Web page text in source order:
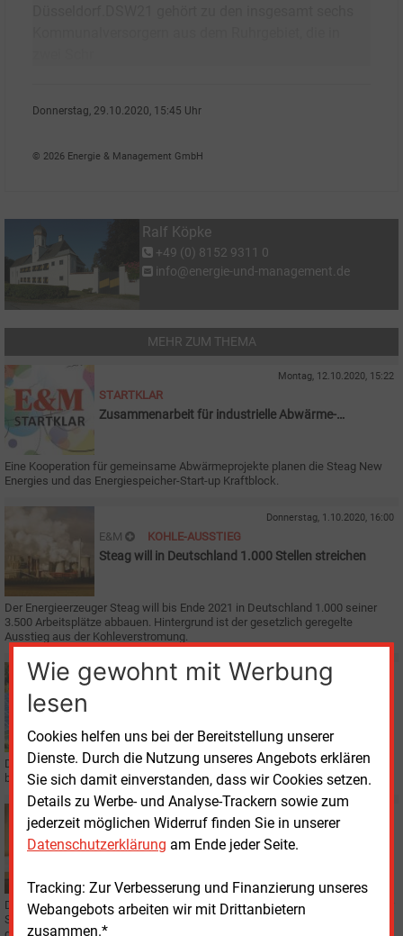
Wie gewohnt mit Werbung
lesen
Cookies helfen uns bei der Bereitstellung unserer
Dienste. Durch die Nutzung unseres Angebots erklären
Sie sich damit einverstanden, dass wir Cookies setzen.
Details zu Werbe- und Analyse-Trackern sowie zum
jederzeit möglichen Widerruf finden Sie in unserer
Datenschutzerklärung am Ende jeder Seite.
Tracking: Zur Verbesserung und Finanzierung unseres
Webangebots arbeiten wir mit Drittanbietern
zusammen.*
Donnerstag, 29.10.2020, 15:45 Uhr
© 2026 Energie & Management GmbH
Ralf Köpke
+49 (0) 8152 9311 0
info@energie-und-management.de
MEHR ZUM THEMA
Montag, 12.10.2020, 15:22
STARTKLAR
Zusammenarbeit für industrielle Abwärme-
Eine Kooperation für gemeinsame Abwärmeprojekte planen die Steag New
Energies und das Energiespeicher-Start-up Kraftblock.
Donnerstag, 1.10.2020, 16:00
E&M KOHLE-AUSSTIEG
Steag will in Deutschland 1.000 Stellen streichen
Der Energieerzeuger Steag will bis Ende 2021 in Deutschland 1.000 seiner
3.500 Arbeitsplätze abbauen. Hintergrund ist der gesetzlich geregelte
Ausstieg aus der Kohleverstromung.
Dienstag, 29.09.2020, 15:57
Die Steag-Tochter Sens und die Stadtwerke-Kooperation Trianel kooperieren
bei zwei Solarparks mit 17 MW in Brandenburg und Rheinland-Pfalz.
E&M
Steag enttäuscht über Ablehnung des Eilantrags
Das Bundesverfassungsgericht hat am 18. August den Eilantrag des Essener
Stromkonzerns Steag gegen das Kohleausstiegsgesetz abgelehnt. Kurz